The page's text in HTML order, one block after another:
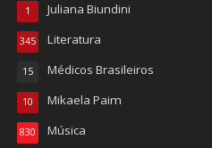
Juliana Biundini
1
Literatura
345
Médicos Brasileiros
15
Mikaela Paim
10
Música
830